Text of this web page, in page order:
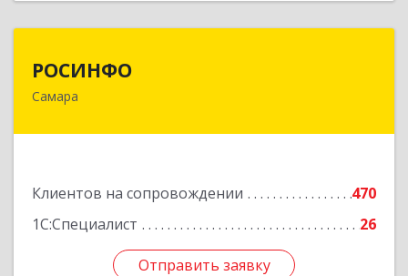
РОСИНФО
Самара
Клиентов на сопровождении
470
1С:Специалист
26
Отправить заявку
443069, Самарская обл, Самара г, Авроры ул,
Отправить заявку